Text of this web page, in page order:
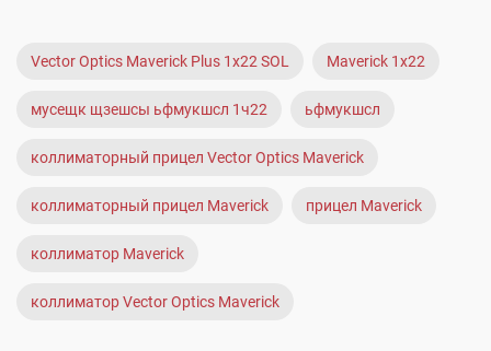
Vector Optics Maverick Plus 1x22 SOL Maverick 1x22
мусещк щзешсы ьфмукшсл 1ч22 ьфмукшсл
коллиматорный прицел Vector Optics Maverick
коллиматорный прицел Maverick прицел Maverick
коллиматор Maverick
коллиматор Vector Optics Maverick